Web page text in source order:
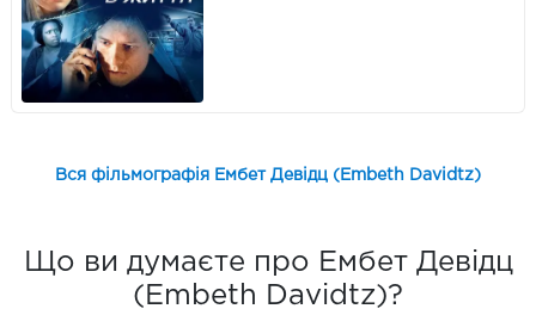
Вся фільмографія Ембет Девідц (Embeth Davidtz)
Що ви думаєте про Ембет Девідц
(Embeth Davidtz)?